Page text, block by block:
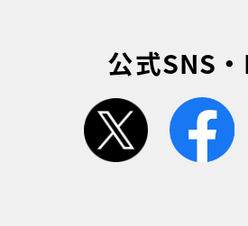
公式SNS
twitter